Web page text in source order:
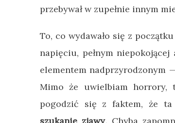
przebywał w zupełnie innym
To, co wydawało się z
napięciu, pełnym
elementem nadprzyrodzonym
Mimo że uwielbiam horrory,
pogodzić się z faktem, że
szukanie zjawy. Chyba